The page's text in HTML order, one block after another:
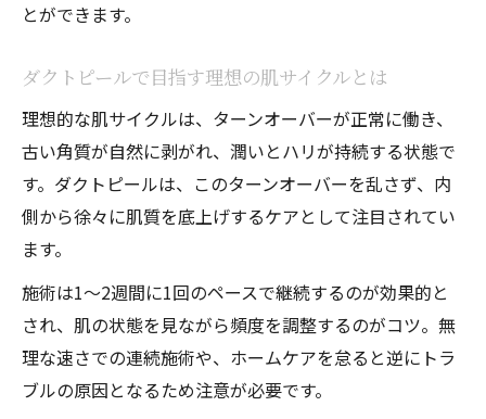
とができます。
ダクトピールで目指す理想の肌サイクルとは
理想的な肌サイクルは、ターンオーバーが正常に働き、
古い角質が自然に剥がれ、潤いとハリが持続する状態で
す。ダクトピールは、このターンオーバーを乱さず、内
側から徐々に肌質を底上げするケアとして注目されてい
ます。
施術は1〜2週間に1回のペースで継続するのが効果的と
され、肌の状態を見ながら頻度を調整するのがコツ。無
理な速さでの連続施術や、ホームケアを怠ると逆にトラ
ブルの原因となるため注意が必要です。